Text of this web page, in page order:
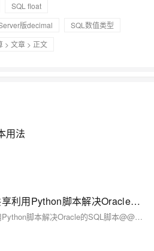
SQL float
版decimal
SQL数值类型
> 文章 > 正文
用法
【YashanDB知识库】共享利用Python脚本解决Oracle的SQL脚本@@用法
【YashanDB知识库】共享利用Python脚本解决Oracle的SQL脚本@@用法